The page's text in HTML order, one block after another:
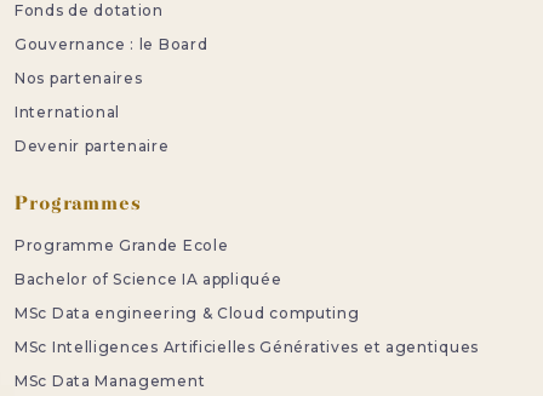
Fonds de dotation
Gouvernance : le Board
Nos partenaires
International
Devenir partenaire
Programmes
Programme Grande Ecole
Bachelor of Science IA appliquée
MSc Data engineering & Cloud computing
MSc Intelligences Artificielles Génératives et agentiques
MSc Data Management